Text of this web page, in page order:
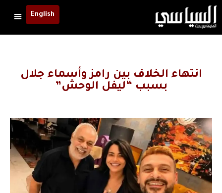
English
انتهاء الخلاف بين رامز وأسماء جلال
بسبب “ليفل الوحش”